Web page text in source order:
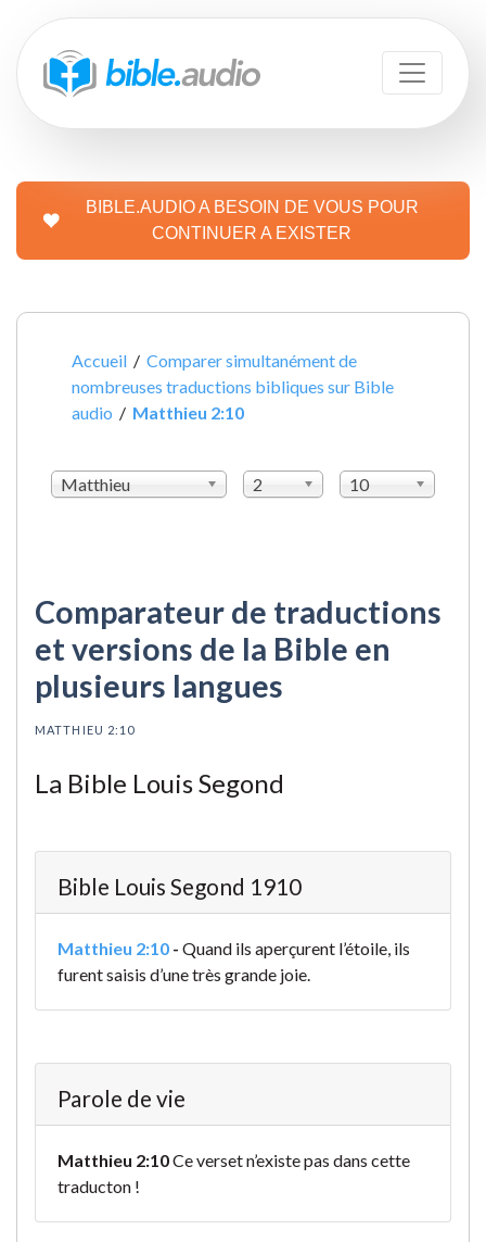
BIBLE.AUDIO A BESOIN DE VOUS POUR
CONTINUER A EXISTER
Accueil /Comparer simultanément de
nombreuses traductions bibliques sur Bible
audio / Matthieu 2:10
Matthieu 2 10
Comparateur de traductions
et versions de la Bible en
plusieurs langues
MATTHIEU 2:10
La Bible Louis Segond
Bible Louis Segond 1910
Matthieu 2:10 - Quand ils aperçurent l’étoile, ils
furent saisis d’une très grande joie.
Parole de vie
Matthieu 2:10Ce verset n’existe pas dans cette
traducton !